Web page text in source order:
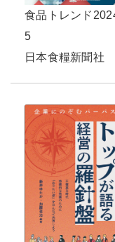
食品トレンド
5
日本食糧新聞社